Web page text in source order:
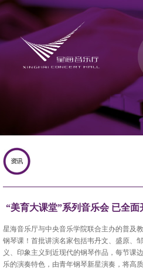
“美育大课堂”系列音乐会 已全面
星海音乐厅与中央音乐学院联合主办的普及
钢琴课！首批讲演名家包括韦丹文、盛原、
义、印象主义到近现代的钢琴作品，每节课
乐的演奏特色，由青年钢琴新星演奏，将高